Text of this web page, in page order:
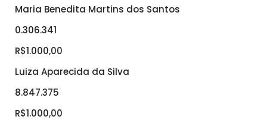
Maria Benedita Martins dos Santos
0.306.341
R$1.000,00
Luiza Aparecida da Silva
8.847.375
R$1.000,00